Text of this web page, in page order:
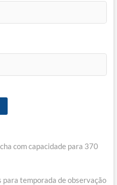
com capacidade para 370
temporada de observação